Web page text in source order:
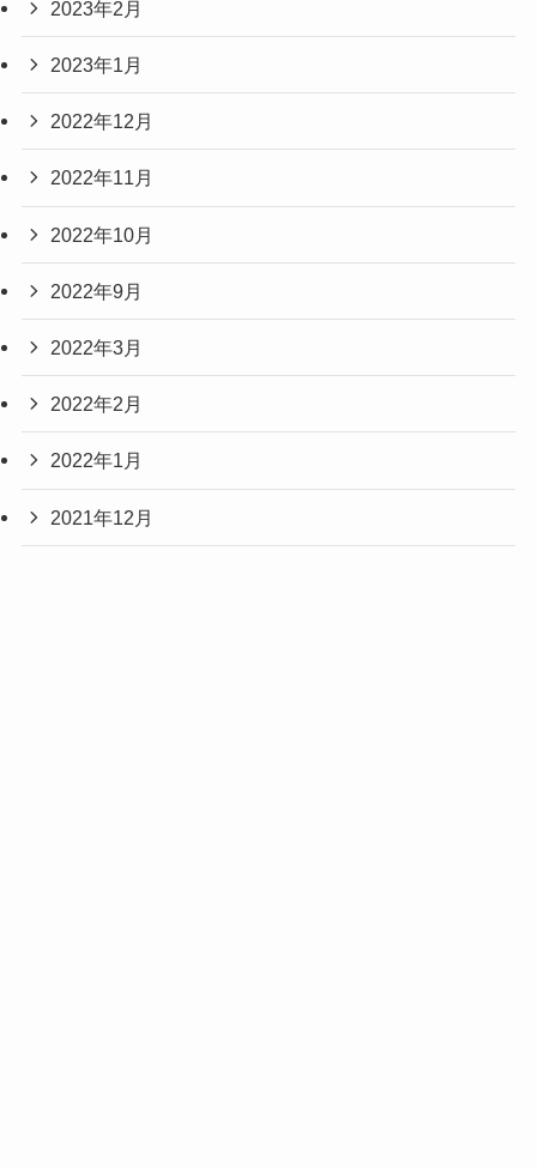
2023年2月
2023年1月
2022年12月
2022年11月
2022年10月
2022年9月
2022年3月
2022年2月
2022年1月
2021年12月